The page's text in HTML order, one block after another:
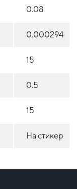
0.08
0.000294
15
0.5
15
На стикер